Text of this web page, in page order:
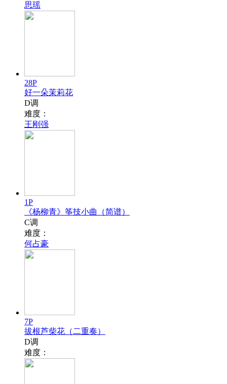
思瑶
28P
好一朵茉莉花
D调
难度：
王刚强
1P
《杨柳青》筝技小曲（简谱）
C调
难度：
何占豪
7P
拔根芦柴花（二重奏）
D调
难度：